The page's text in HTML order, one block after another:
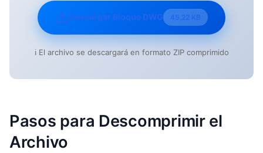
Descargar Bloque DWG 45.22 KB
ℹ️ El archivo se descargará en formato ZIP comprimido
Pasos para Descomprimir el
Archivo